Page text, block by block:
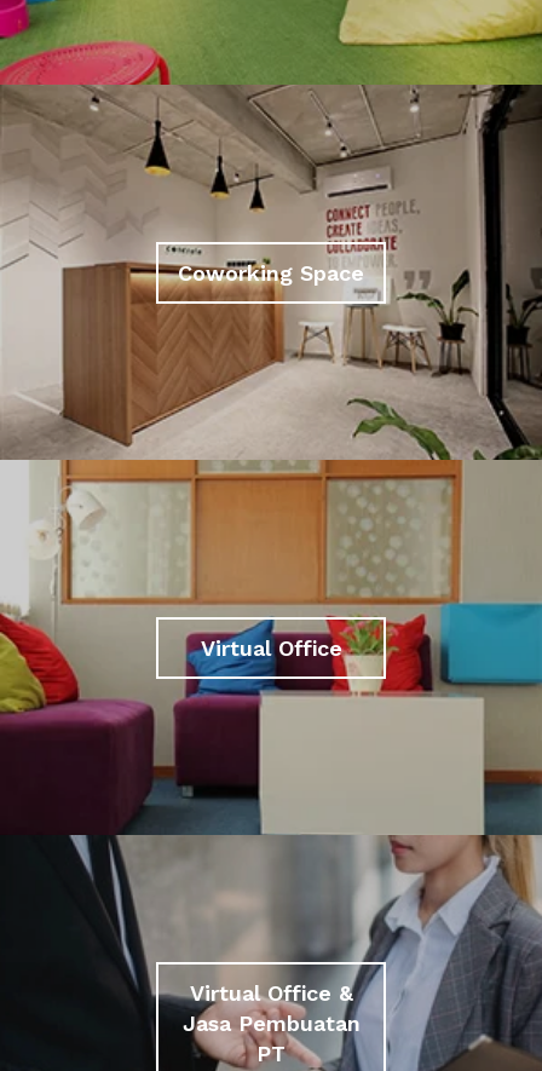
Coworking Space
Virtual Office
Virtual Office &
Jasa Pembuatan
PT